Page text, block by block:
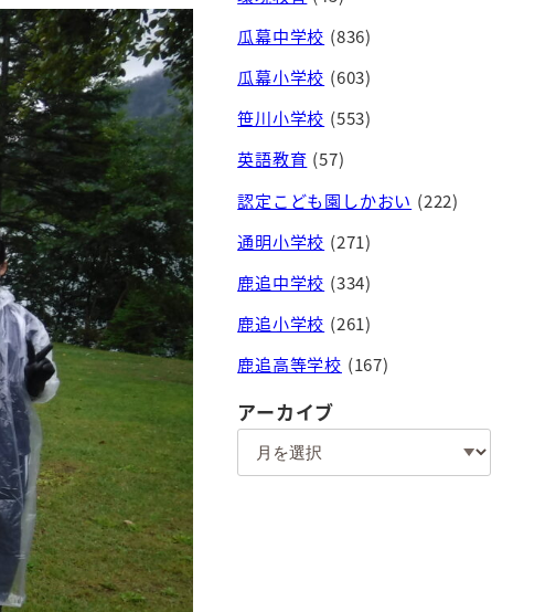
瓜幕中学校 (836)
瓜幕小学校 (603)
笹川小学校 (553)
英語教育 (57)
認定こども園しかおい (222)
通明小学校 (271)
鹿追中学校 (334)
鹿追小学校 (261)
鹿追高等学校 (167)
アーカイブ